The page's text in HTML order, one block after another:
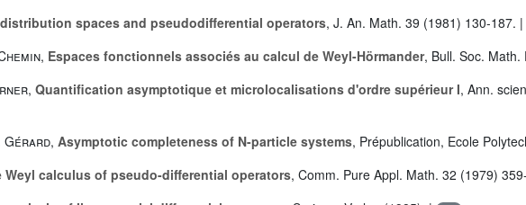
spaces and pseudodifferential operators, J. An. Math. 39 (1981) 130-187. |
, Espaces fonctionnels associés au calcul de Weyl-Hörmander, Bull. Soc.
, Quantification asymptotique et microlocalisations d'ordre supérieur I, Ann.
Gérard, Asymptotic completeness of N-particle systems, Prépublication, Ecole
Weyl calculus of pseudo-differential operators, Comm. Pure Appl. Math. 32 (1979)